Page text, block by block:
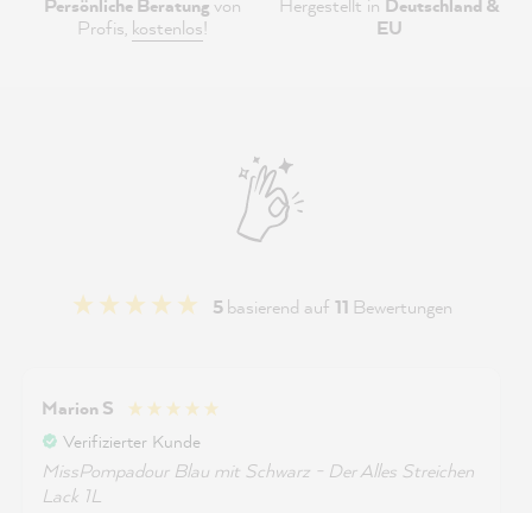
Profis, kostenlos!
EU
5basierend auf 11 Bewertungen
Marion S
Verifizierter Kunde
MissPompadour Blau mit Schwarz - Der Alles Streichen
Lack 1L